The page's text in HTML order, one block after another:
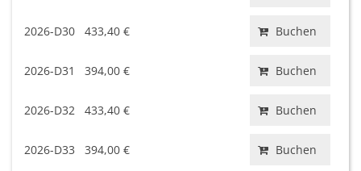
2026-D30 433,40 € Buchen
2026-D31 394,00 € Buchen
2026-D32 433,40 € Buchen
2026-D33 394,00 € Buchen